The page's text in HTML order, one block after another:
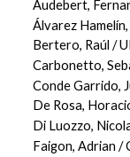
Audebert,
Álvarez
Bertero, Raúl /
Carbonetto,
Conde Garrido,
De Rosa,
Di Luozzo,
Faigon, Adrian /